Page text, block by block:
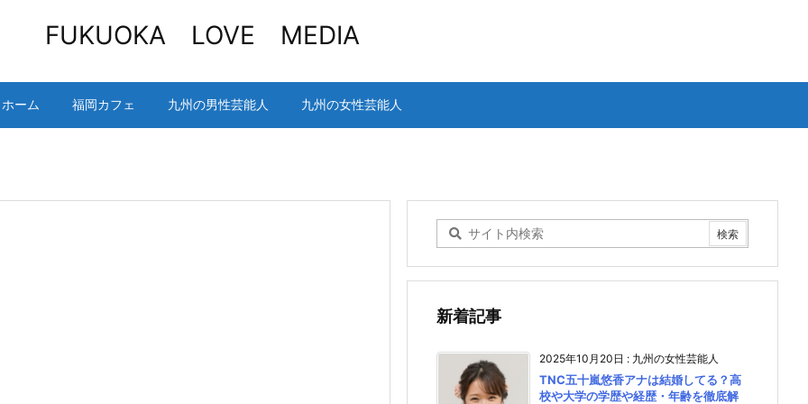
FUKUOKA LOVE MEDIA
ホーム 福岡カフェ 九州の男性芸能人 九州の女性芸能人
新着記事
2025年10月20日 : 九州の女性芸能人
TNC五十嵐悠香アナは結婚してる？高
校や大学の学歴や経歴・年齢を徹底解